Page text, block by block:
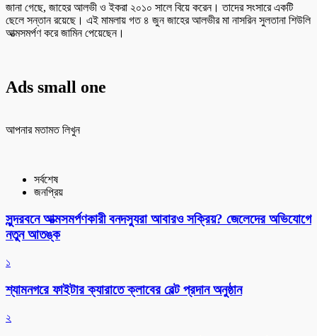
জানা গেছে, জাহের আলভী ও ইকরা ২০১০ সালে বিয়ে করেন। তাদের সংসারে একটি
ছেলে সন্তান রয়েছে। এই মামলায় গত ৪ জুন জাহের আলভীর মা নাসরিন সুলতানা শিউলি
আত্মসমর্পণ করে জামিন পেয়েছেন।
Ads small one
আপনার মতামত লিখুন
সর্বশেষ
জনপ্রিয়
সুন্দরবনে আত্মসমর্পণকারী বনদস্যুরা আবারও সক্রিয়? জেলেদের অভিযোগে
নতুন আতঙ্ক
১
শ্যামনগরে ফাইটার ক্যারাতে ক্লাবের বেল্ট প্রদান অনুষ্ঠান
২